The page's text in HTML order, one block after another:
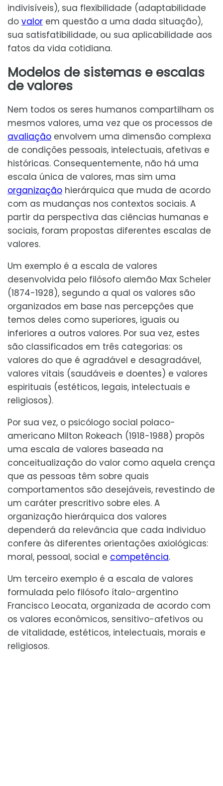
indivisíveis), sua flexibilidade (adaptabilidade
do valor em questão a uma dada situação),
sua satisfatibilidade, ou sua aplicabilidade aos
fatos da vida cotidiana.
Modelos de sistemas e escalas
de valores
Nem todos os seres humanos compartilham os
mesmos valores, uma vez que os processos de
avaliação envolvem uma dimensão complexa
de condições pessoais, intelectuais, afetivas e
históricas. Consequentemente, não há uma
escala única de valores, mas sim uma
organização hierárquica que muda de acordo
com as mudanças nos contextos sociais. A
partir da perspectiva das ciências humanas e
sociais, foram propostas diferentes escalas de
valores.
Um exemplo é a escala de valores
desenvolvida pelo filósofo alemão Max Scheler
(1874-1928), segundo a qual os valores são
organizados em base nas percepções que
temos deles como superiores, iguais ou
inferiores a outros valores. Por sua vez, estes
são classificados em três categorias: os
valores do que é agradável e desagradável,
valores vitais (saudáveis e doentes) e valores
espirituais (estéticos, legais, intelectuais e
religiosos).
Por sua vez, o psicólogo social polaco-
americano Milton Rokeach (1918-1988) propôs
uma escala de valores baseada na
conceitualização do valor como aquela crença
que as pessoas têm sobre quais
comportamentos são desejáveis, revestindo de
um caráter prescritivo sobre eles. A
organização hierárquica dos valores
dependerá da relevância que cada individuo
confere às diferentes orientações axiológicas:
moral, pessoal, social e competência.
Um terceiro exemplo é a escala de valores
formulada pelo filósofo ítalo-argentino
Francisco Leocata, organizada de acordo com
os valores econômicos, sensitivo-afetivos ou
de vitalidade, estéticos, intelectuais, morais e
religiosos.